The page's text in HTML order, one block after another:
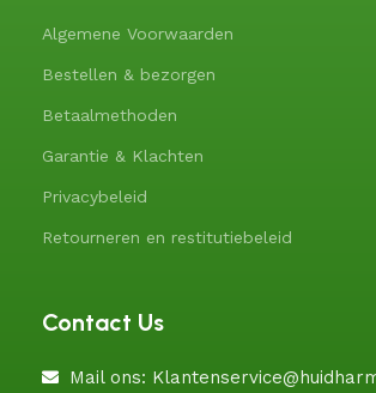
Algemene Voorwaarden
Bestellen & bezorgen
Betaalmethoden
Garantie & Klachten
Privacybeleid
Retourneren en restitutiebeleid
Contact Us
Mail ons: